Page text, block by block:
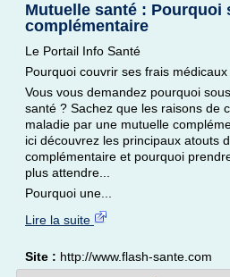
Mutuelle santé : Pourquoi
complémentaire
Le Portail Info Santé
Pourquoi couvrir ses frais
Vous vous demandez pourquoi
santé ? Sachez que les raisons de
maladie par une mutuelle
ici découvrez les principaux atouts
complémentaire et pourquoi
plus attendre...
Pourquoi une...
Lire la suite
Site : http://www.flash-sante.com